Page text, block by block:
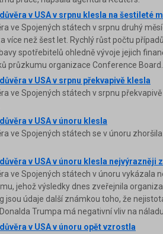
v USA v srpnu klesla na šestileté
ve Spojených státech v srpnu druhý
více než šest let. Rychlý růst počtu
spotřebitelů ohledně vývoje jejich
průzkumu organizace Conference Board.
v USA v srpnu překvapivě klesla
ve Spojených státech v srpnu
v USA v únoru klesla
ve Spojených státech se v únoru
v USA v únoru klesla nejvýrazněji
ve Spojených státech v únoru vykázala
jehož výsledky dnes zveřejnila
jsou údaje další známkou toho, že
Trumpa má negativní vliv na
v USA v únoru opět vzrostla